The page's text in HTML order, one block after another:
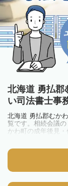
北海道 勇払郡
い司法書士事
北海道 勇払郡むか
覧です。相続会議
かわ町の成年後見
出来ます。相続の